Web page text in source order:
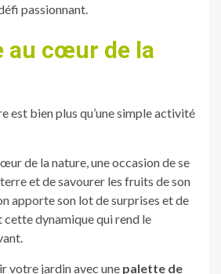
passionnant.
au cœur de la
est bien plus qu’une simple activité
de la nature, une occasion de se
et de savourer les fruits de son
apporte son lot de surprises et de
cette dynamique qui rend le
votre jardin avec une palette de